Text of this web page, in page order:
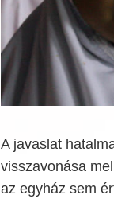
A javaslat
visszavonása
az egyház sem